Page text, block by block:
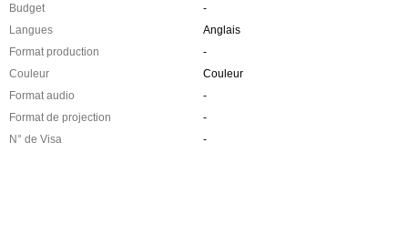
Budget
-
Langues
Anglais
Format production
-
Couleur
Couleur
Format audio
-
Format de projection
-
N° de Visa
-